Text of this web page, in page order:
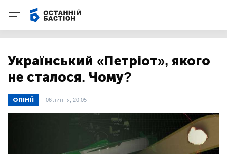
Український «Петріот», якого
не сталося. Чому?
ОПІНІЇ 06 липня, 20:05